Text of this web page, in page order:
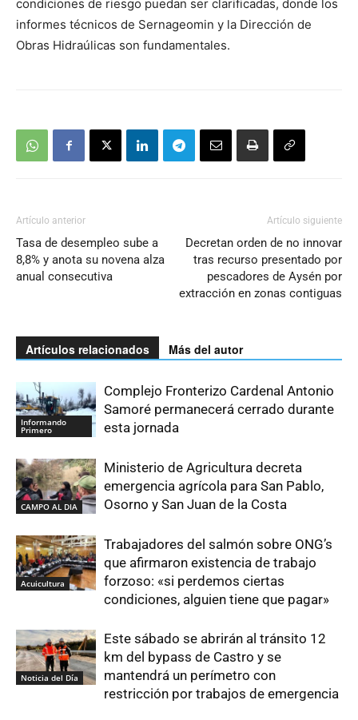
condiciones de riesgo puedan ser clarificadas, donde los
informes técnicos de Sernageomin y la Dirección de
Obras Hidraúlicas son fundamentales.
Artículo anterior
Tasa de desempleo sube a
8,8% y anota su novena alza
anual consecutiva
Artículo siguiente
Decretan orden de no innovar
tras recurso presentado por
pescadores de Aysén por
extracción en zonas contiguas
Artículos relacionados Más del autor
Informando
Primero
Complejo Fronterizo Cardenal Antonio
Samoré permanecerá cerrado durante
esta jornada
CAMPO AL DIA
Ministerio de Agricultura decreta
emergencia agrícola para San Pablo,
Osorno y San Juan de la Costa
Acuicultura
Trabajadores del salmón sobre ONG’s
que afirmaron existencia de trabajo
forzoso: «si perdemos ciertas
condiciones, alguien tiene que pagar»
Noticia del Día
Este sábado se abrirán al tránsito 12
km del bypass de Castro y se
mantendrá un perímetro con
restricción por trabajos de emergencia